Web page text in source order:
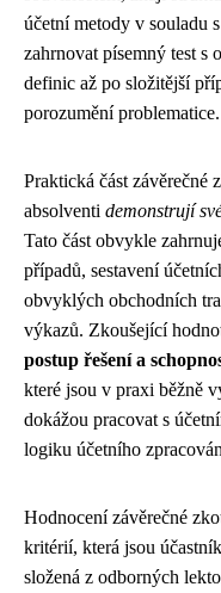
účetní metody v souladu
zahrnovat písemný test s
definic až po složitější
porozumění problematice.
Praktická část
absolventi demonstrují
Tato část obvykle
případů, sestavení
obvyklých obchodních
výkazů. Zkoušející
postup řešení a
které jsou v praxi běžně
dokážou pracovat s
logiku účetního
Hodnocení závěrečné
kritérií, která jsou
složená z odborných